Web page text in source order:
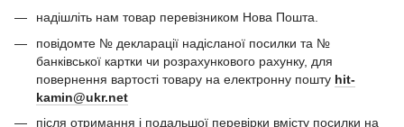
надішліть нам товар перевізником Нова Пошта.
повідомте № декларації надісланої посилки та №
банківської картки чи розрахункового рахунку, для
повернення вартості товару на електронну пошту hit-
kamin@ukr.net
після отримання і подальшої перевірки вмісту посилки на